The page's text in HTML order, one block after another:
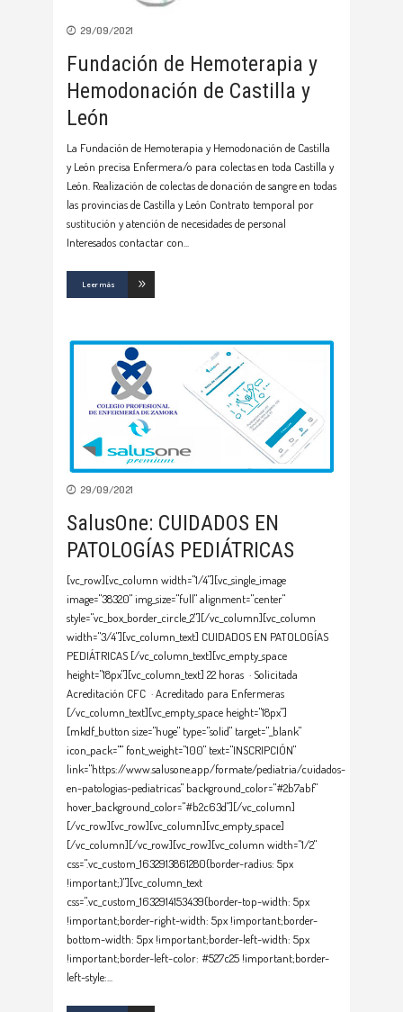
29/09/2021
Fundación de Hemoterapia y
Hemodonación de Castilla y
León
La Fundación de Hemoterapia y Hemodonación de Castilla
y León precisa Enfermera/o para colectas en toda Castilla y
León. Realización de colectas de donación de sangre en todas
las provincias de Castilla y León Contrato temporal por
sustitución y atención de necesidades de personal
Interesados contactar con
Leer más
29/09/2021
SalusOne: CUIDADOS EN
PATOLOGÍAS PEDIÁTRICAS
[vc_row][vc_column width="1/4"][vc_single_image
image="38320" img_size="full" alignment="center"
style="vc_box_border_circle_2"][/vc_column][vc_column
width="3/4"][vc_column_text] CUIDADOS EN PATOLOGÍAS
PEDIÁTRICAS [/vc_column_text][vc_empty_space
height="18px"][vc_column_text] 22 horas · Solicitada
Acreditación CFC · Acreditado para Enfermeras
[/vc_column_text][vc_empty_space height="18px"]
[mkdf_button size="huge" type="solid" target="_blank"
icon_pack="" font_weight="100" text="INSCRIPCIÓN"
link="https://www.salusone.app/formate/pediatria/cuidados-
en-patologias-pediatricas" background_color="#2b7abf"
hover_background_color="#b2c63d"][/vc_column]
[/vc_row][vc_row][vc_column][vc_empty_space]
[/vc_column][/vc_row][vc_row][vc_column width="1/2"
css=".vc_custom_1632913861280{border-radius: 5px
!important;}"][vc_column_text
css=".vc_custom_1632914153439{border-top-width: 5px
!important;border-right-width: 5px !important;border-
bottom-width: 5px !important;border-left-width: 5px
!important;border-left-color: #527c25 !important;border-
left-style: